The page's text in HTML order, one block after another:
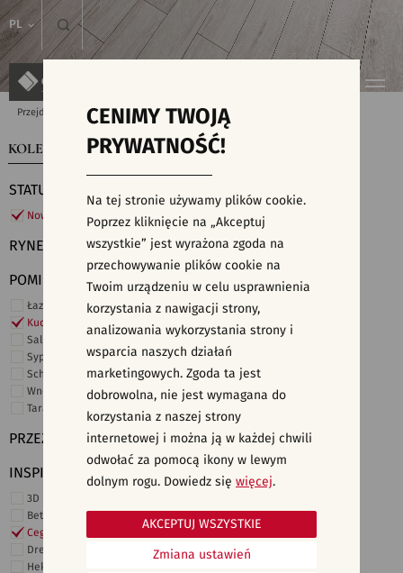
PL
Przejdź do strony głównej Kolekcje
KOLEKCJE WYSZUKIWARKA PŁYTEK
STATUS
Nowości
RYNEK
POMIESZCZENIE
Łazienka
Kuchnia
Salon i hol
Sypialnia
Schody
Wnętrza komercyjne
Taras i ogród
PRZEZNACZENIE
INSPIRACJE
3D i struktury
Beton
Cegiełki
Drewno
Heksagonalne
CENIMY TWOJĄ
PRYWATNOŚĆ!
Na tej stronie używamy plików cookie.
Poprzez kliknięcie na „Akceptuj
wszystkie” jest wyrażona zgoda na
przechowywanie plików cookie na
Twoim urządzeniu w celu usprawnienia
korzystania z nawigacji strony,
analizowania wykorzystania strony i
wsparcia naszych działań
marketingowych. Zgoda ta jest
dobrowolna, nie jest wymagana do
korzystania z naszej strony
internetowej i można ją w każdej chwili
odwołać za pomocą ikony w lewym
dolnym rogu. Dowiedz się więcej.
Zmiana ustawień
AKCEPTUJ WSZYSTKIE